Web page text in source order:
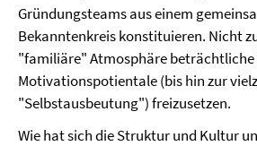
Gründungsteams aus einem
Bekanntenkreis konstituieren. Nicht
"familiäre" Atmosphäre
Motivationspotientale (bis hin zur
"Selbstausbeutung") freizusetzen.
Wie hat sich die Struktur und Kultur